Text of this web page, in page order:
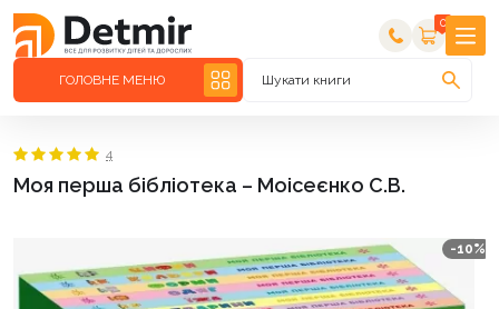
0
ГОЛОВНЕ МЕНЮ Шукати книги
Моя перша бібліотека – Моісеєнко С.В.
4
-10%